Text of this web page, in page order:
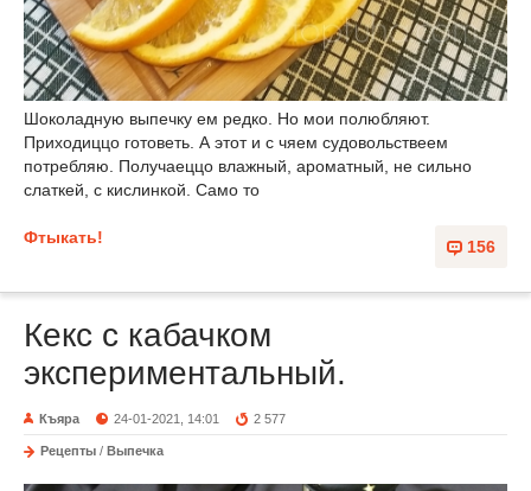
Шоколадную выпечку ем редко. Но мои полюбляют.
Приходиццо готоветь. А этот и с чяем судовольствеем
потребляю. Получаеццо влажный, ароматный, не сильно
слаткей, с кислинкой. Само то
156
Фтыкать!
Кекс с кабачком
экспериментальный.
Къяра 24-01-2021, 14:01 2 577
Рецепты / Выпечка